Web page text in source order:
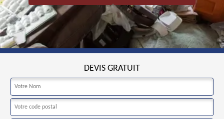
DEVIS GRATUIT